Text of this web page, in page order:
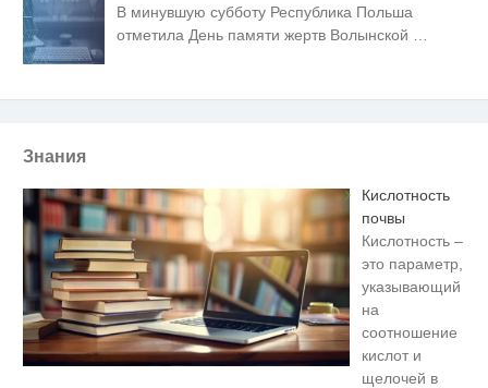
В минувшую субботу Республика Польша
отметила День памяти жертв Волынской
Знания
Кислотность
почвы
Кислотность –
это параметр,
указывающий
на
соотношение
кислот и
щелочей в